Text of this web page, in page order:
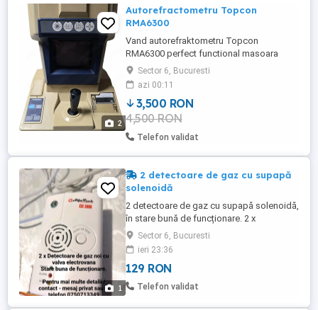
2
Autorefractometru Topcon
RMA6300
Vand autorefraktometru Topcon
RMA6300 perfect functional masoara
foarte bine se ofera proba
Sector 6, Bucuresti
azi 00:11
3,500 RON
4,500 RON
Telefon validat
1
2 detectoare de gaz cu supapă
solenoidă
2 detectoare de gaz cu supapă solenoidă,
în stare bună de funcționare. 2 x
Detectoare de gaz cu valva electrovana
Stare buna de funcționare. 2 bucati
-129ron 1 bucata 65ron Pentru mai multe
detalii contact - mesaj privat sau la
telefonul din anunt Zona Bucuresti Sector
Sector 6, Bucuresti
ieri 23:36
129 RON
Telefon validat